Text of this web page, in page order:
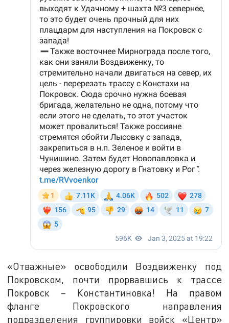
«Отважные» освободили Воздвиженку под
Покровском, почти прорвавшись к трассе
Покровск – Константиновка! На правом
фланге Покровского направления
подразделения группировки войск «Центр»